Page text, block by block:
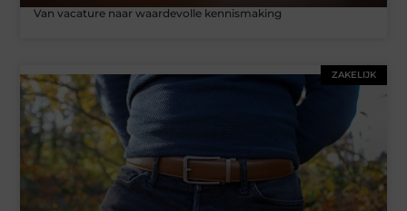
Van vacature naar waardevolle kennismaking
ZAKELIJK